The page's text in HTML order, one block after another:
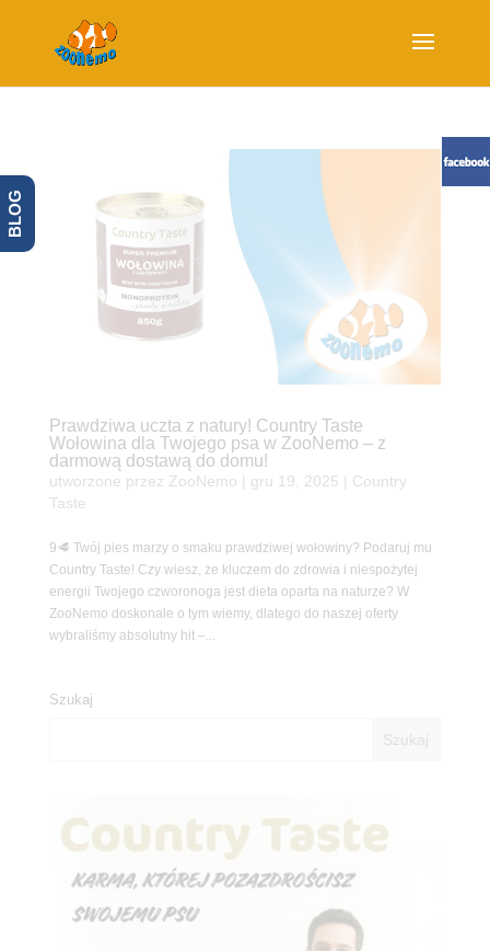
Prawdziwa uczta z natury! Country Taste
Wołowina dla Twojego psa w ZooNemo – z
darmową dostawą do domu!
utworzone przez ZooNemo gru 19, 2025
Country
Taste
9🥩 Twój pies marzy o smaku prawdziwej wołowiny? Podaruj mu
Country Taste! Czy wiesz, że kluczem do zdrowia i niespożytej
energii Twojego czworonoga jest dieta oparta na naturze? W
ZooNemo doskonale o tym wiemy, dlatego do naszej oferty
wybraliśmy absolutny hit –...
Szukaj
BLOG